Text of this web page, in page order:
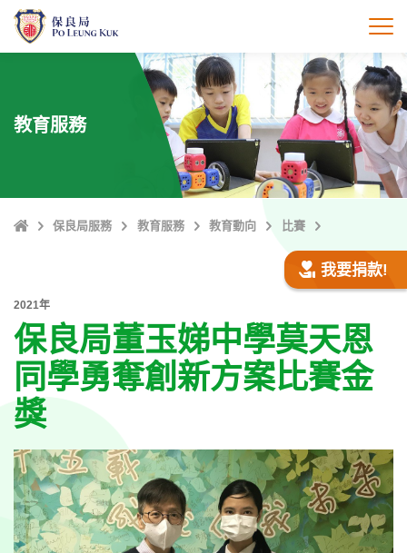
打
教育服務
主
保良局服務 教育服務 教育動向 比賽
我要捐款!
2021年
保良局董玉娣中學莫天恩
同學勇奪創新方案比賽金
獎